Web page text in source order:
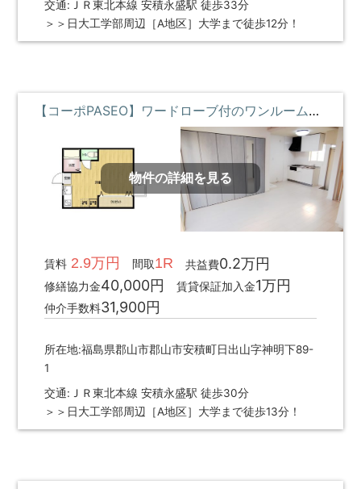
交通:ＪＲ東北本線 安積永盛駅 徒歩33分
＞＞日大工学部周辺［A地区］大学まで徒歩12分！
【コーポPASEO】ワードローブ付のワンルームリノベ物件 **即入居募集中**
物件の詳細を見る
賃料2.9万円 間取1R 共益費0.2万円
修繕協力金40,000円 賃貸保証加入金1万円
仲介手数料31,900円
所在地:福島県郡山市郡山市安積町日出山字神明下89-
1
交通:ＪＲ東北本線 安積永盛駅 徒歩30分
＞＞日大工学部周辺［A地区］大学まで徒歩13分！